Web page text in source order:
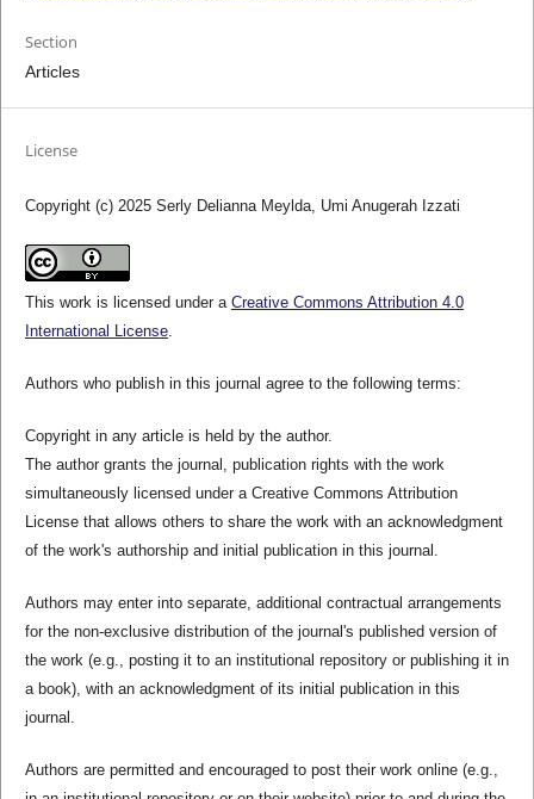
Section
Articles
License
Copyright (c) 2025 Serly Delianna Meylda, Umi Anugerah Izzati
This work is licensed under a Creative Commons Attribution 4.0
International License.
Authors who publish in this journal agree to the following terms:
Copyright in any article is held by the author.
The author grants the journal, publication rights with the work
simultaneously licensed under a Creative Commons Attribution
License that allows others to share the work with an acknowledgment
of the work's authorship and initial publication in this journal.
Authors may enter into separate, additional contractual arrangements
for the non-exclusive distribution of the journal's published version of
the work (e.g., posting it to an institutional repository or publishing it in
a book), with an acknowledgment of its initial publication in this
journal.
Authors are permitted and encouraged to post their work online (e.g.,